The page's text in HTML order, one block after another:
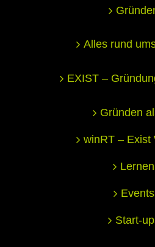
Alles rund
EXIST –
Gründen
winRT – Exist
Lernen
Events
Start-